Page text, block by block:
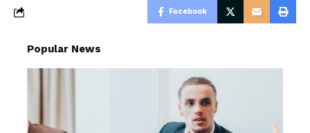
Facebook
Popular News